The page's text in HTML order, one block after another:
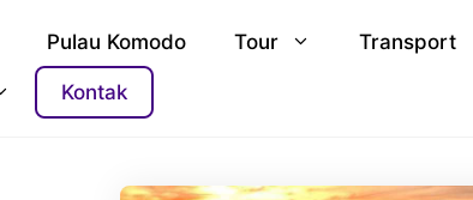
Pulau Komodo Tour Transport
Kontak